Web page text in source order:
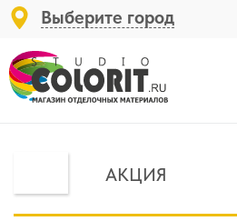
Выберите город
АКЦИЯ